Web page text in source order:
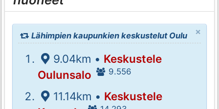
×
Lähimpien kaupunkien keskustelut Oulu
9.04km • Keskustele
Oulunsalo
9.556
11.14km • Keskustele